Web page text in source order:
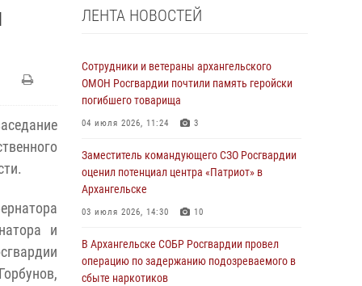
и
ЛЕНТА НОВОСТЕЙ
Сотрудники и ветераны архангельского
ОМОН Росгвардии почтили память геройски
погибшего товарища
04 июля 2026, 11:24 3
Заместитель командующего СЗО Росгвардии
оценил потенциал центра «Патриот» в
Архангельске
03 июля 2026, 14:30 10
В Архангельске СОБР Росгвардии провел
операцию по задержанию подозреваемого в
сбыте наркотиков